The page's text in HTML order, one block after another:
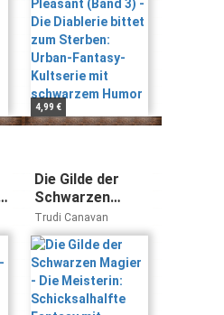
Fantasy-
Kultserie mit
schwarzem
Humor
4,99 €
Die Gilde der
Schwarzen
Magier - Die
Meisterin:
Schicksalhalfte
Fantasy mit
starker Heldin
Trudi Canavan